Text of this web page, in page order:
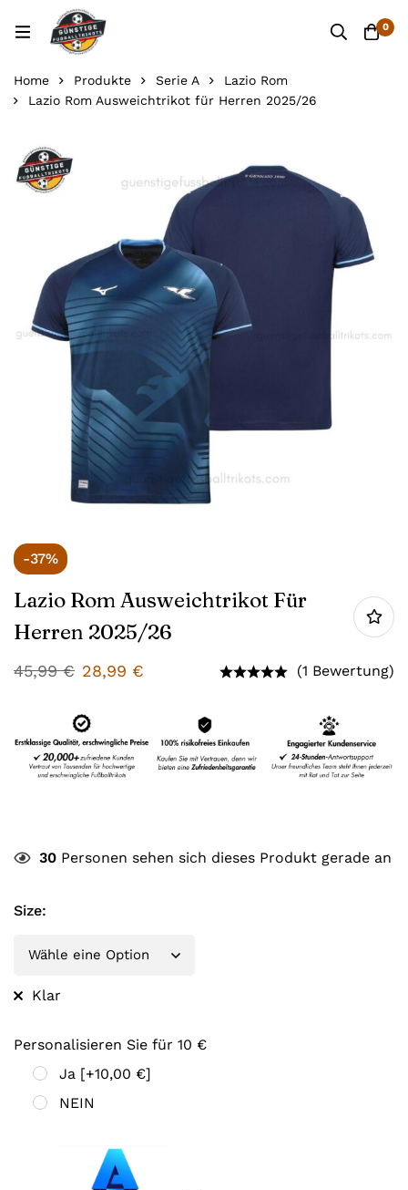
0
Home Produkte Serie A
Lazio Rom
Lazio Rom Ausweichtrikot für Herren 2025/26
-37%
Lazio Rom Ausweichtrikot Für
Herren 2025/26
45,99€ 28,99 € (1 Bewertung)
30 Personen sehen sich dieses Produkt gerade an
Size:
Klar
Personalisieren Sie für 10 €
Ja [+10,00 €]
NEIN